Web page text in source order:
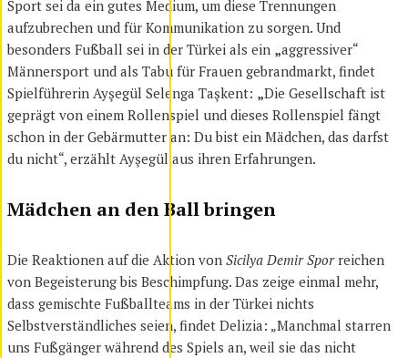
Sport sei da ein gutes Medium, um diese Trennungen
aufzubrechen und für Kommunikation zu sorgen. Und
besonders Fußball sei in der Türkei als ein „aggressiver“
Männersport und als Tabu für Frauen gebrandmarkt, findet
Spielführerin Ayşegül Selenga Taşkent: „Die Gesellschaft ist
geprägt von einem Rollenspiel und dieses Rollenspiel fängt
schon in der Gebärmutter an: Du bist ein Mädchen, das darfst
du nicht“, erzählt Ayşegül aus ihren Erfahrungen.
Mädchen an den Ball bringen
Die Reaktionen auf die Aktion von Sicilya Demir Sporreichen
von Begeisterung bis Beschimpfung. Das zeige einmal mehr,
dass gemischte Fußballteams in der Türkei nichts
Selbstverständliches seien, findet Delizia: „Manchmal starren
uns Fußgänger während des Spiels an, weil sie das nicht